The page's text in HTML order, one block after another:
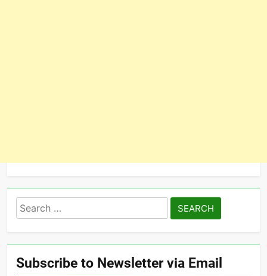
Search
for:
Subscribe to Newsletter via Email